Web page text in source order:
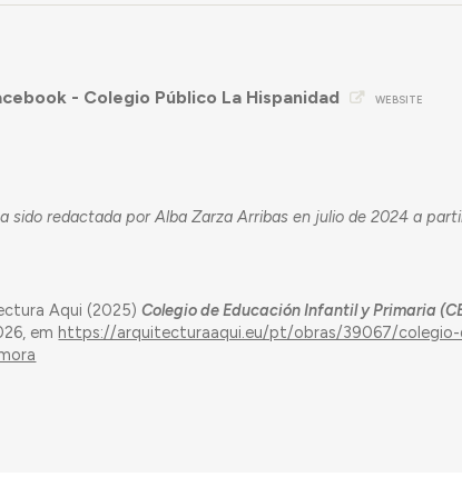
- Colegio Público La Hispanidad WEBSITE
sido redactada por Alba Zarza Arribas en julio de 2024 a
Aqui (2025)Colegio de Educación Infantil y Primaria
emhttps://arquitecturaaqui.eu/pt/obras/39067/